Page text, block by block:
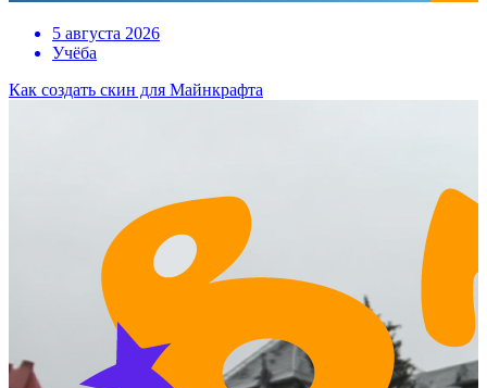
5 августа 2026
Учёба
Как создать скин для Майнкрафта